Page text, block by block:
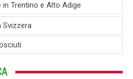
in Trentino e Alto Adige
Svizzera